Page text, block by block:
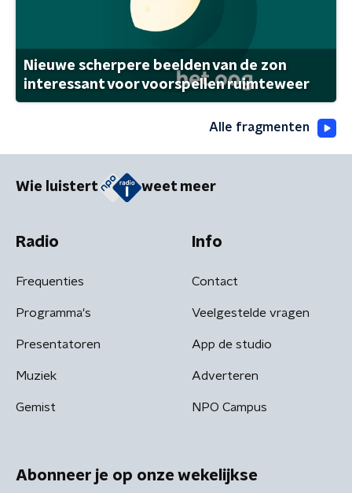
Nieuwe scherpere beelden van de zon
interessant voor voorspellen ruimteweer
Alle fragmenten
Wie luistert weet meer
Radio
Frequenties
Programma's
Presentatoren
Muziek
Gemist
Info
Contact
Veelgestelde vragen
App de studio
Adverteren
NPO Campus
Abonneer je op onze wekelijkse